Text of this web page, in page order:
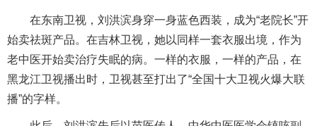
在东南卫视，刘洪滨身穿一身蓝色西装，成为“老院长”开
始卖祛斑产品。在吉林卫视，她以同样一套衣服出境，作为
老中医开始卖治疗失眠的病。一样的衣服，一样的产品，在
黑龙江卫视播出时，卫视甚至打出了“全国十大卫视火爆大联
播”的字样。